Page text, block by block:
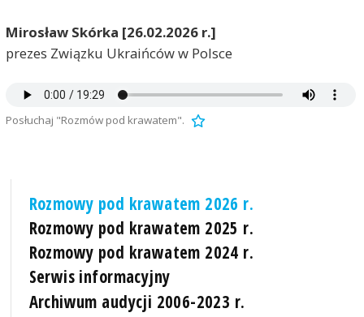
Mirosław Skórka [26.02.2026 r.]
prezes Związku Ukraińców w Polsce
Posłuchaj "Rozmów pod krawatem".
Rozmowy pod krawatem 2026 r.
Rozmowy pod krawatem 2025 r.
Rozmowy pod krawatem 2024 r.
Serwis informacyjny
Archiwum audycji 2006-2023 r.